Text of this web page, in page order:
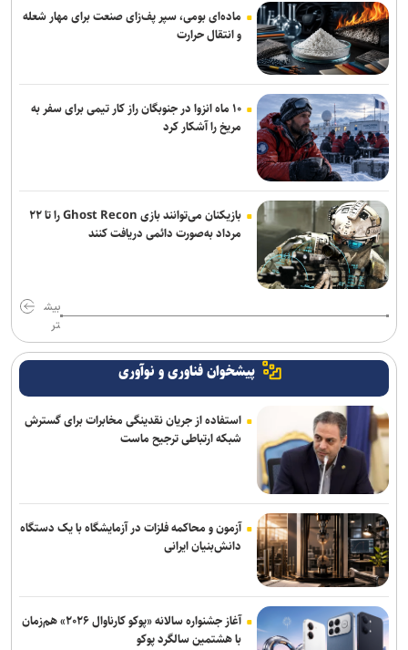
جدایی بازیکن خارجی چادرملو به دلیل مصدومیت
توضیحات سالار آقاولی از قهرمانی تهران در مسابقات کشتی ساحلی
کشوری و نیامدن مازندرانی‌ها روی سکو!
ماده‌ای بومی، سپر پف‌زای صنعت برای مهار شعله
و انتقال حرارت
۱۰ ماه انزوا در جنوبگان راز کار تیمی برای سفر به
مریخ را آشکار کرد
بازیکنان می‌توانند بازی Ghost Recon را تا ۲۲
مرداد به‌صورت دائمی دریافت کنند
بیش
تر
پیشخوان فناوری و نوآوری
استفاده از جریان نقدینگی مخابرات برای گسترش
شبکه ارتباطی ترجیح ماست
آزمون و محاکمه فلزات در آزمایشگاه با یک دستگاه
دانش‌بنیان ایرانی
آغاز جشنواره سالانه «پوکو کارناوال ۲۰۲۶» هم‌زمان
با هشتمین سالگرد پوکو